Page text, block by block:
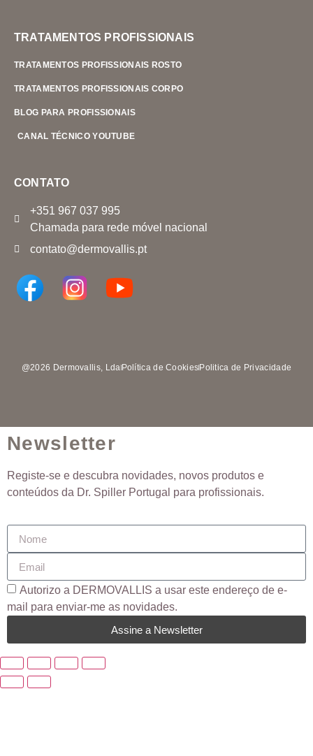
TRATAMENTOS PROFISSIONAIS
TRATAMENTOS PROFISSIONAIS ROSTO
TRATAMENTOS PROFISSIONAIS CORPO
BLOG PARA PROFISSIONAIS
CANAL TÉCNICO YOUTUBE
CONTATO
+351 967 037 995
Chamada para rede móvel nacional
contato@dermovallis.pt
@2026 Dermovallis, LdaPolítica de CookiesPolitica de Privacidade
Newsletter
Registe-se e descubra novidades, novos produtos e
conteúdos da Dr. Spiller Portugal para profissionais.
Autorizo ​​a DERMOVALLIS a usar este endereço de e-
mail para enviar-me as novidades.
Assine a Newsletter